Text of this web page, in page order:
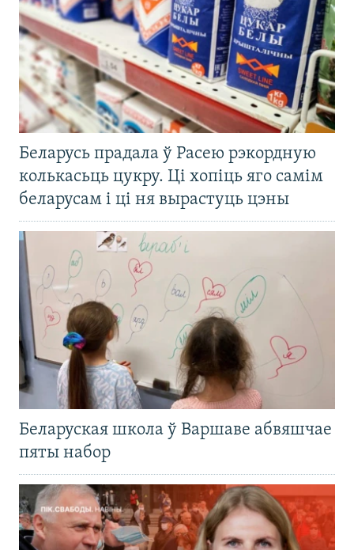
Беларусь прадала ў Расею рэкордную
колькасьць цукру. Ці хопіць яго самім
беларусам і ці ня вырастуць цэны
Беларуская школа ў Варшаве абвяшчае
пяты набор